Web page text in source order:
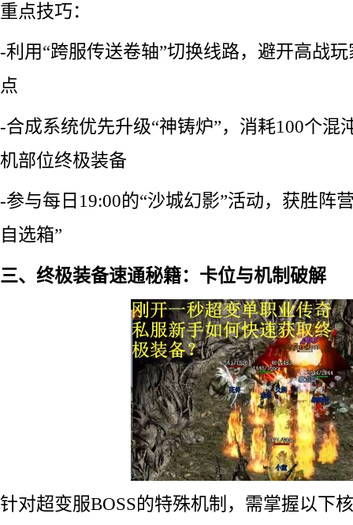
重点技巧：
-利用“跨服传送卷轴”切换线路，避开高战
点
-合成系统优先升级“神铸炉”，消耗100个混
机部位终极装备
-参与每日19:00的“沙城幻影”活动，获胜阵
自选箱”
三、终极装备速通秘籍：卡位与机制破解
针对超变服BOSS的特殊机制，需掌握以下